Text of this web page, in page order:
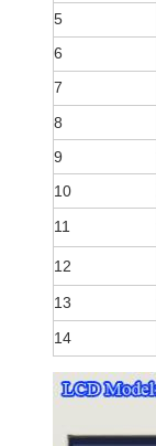
5
6
7
8
9
10
11
12
13
14